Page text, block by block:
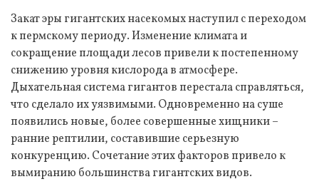
Закат эры гигантских насекомых наступил с переходом
к пермскому периоду. Изменение климата и
сокращение площади лесов привели к постепенному
снижению уровня кислорода в атмосфере.
Дыхательная система гигантов перестала справляться,
что сделало их уязвимыми. Одновременно на суше
появились новые, более совершенные хищники –
ранние рептилии, составившие серьезную
конкуренцию. Сочетание этих факторов привело к
вымиранию большинства гигантских видов.